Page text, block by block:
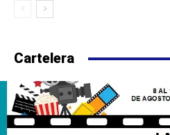
Cartelera